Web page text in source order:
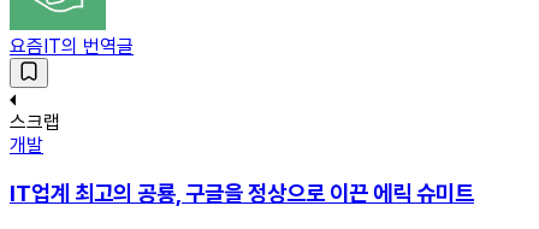
요즘IT의 번역글
스크랩
개발
IT업계 최고의 공룡, 구글을 정상으로 이끈 에릭 슈미트